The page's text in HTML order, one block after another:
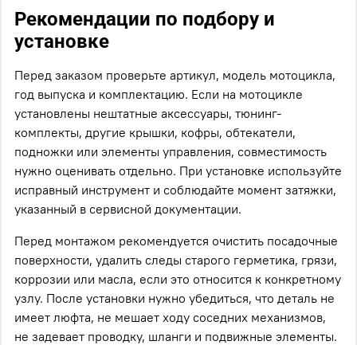
Рекомендации по подбору и
установке
Перед заказом проверьте артикул, модель мотоцикла,
год выпуска и комплектацию. Если на мотоцикле
установлены нештатные аксессуары, тюнинг-
комплекты, другие крышки, кофры, обтекатели,
подножки или элементы управления, совместимость
нужно оценивать отдельно. При установке используйте
исправный инструмент и соблюдайте момент затяжки,
указанный в сервисной документации.
Перед монтажом рекомендуется очистить посадочные
поверхности, удалить следы старого герметика, грязи,
коррозии или масла, если это относится к конкретному
узлу. После установки нужно убедиться, что деталь не
имеет люфта, не мешает ходу соседних механизмов,
не задевает проводку, шланги и подвижные элементы.